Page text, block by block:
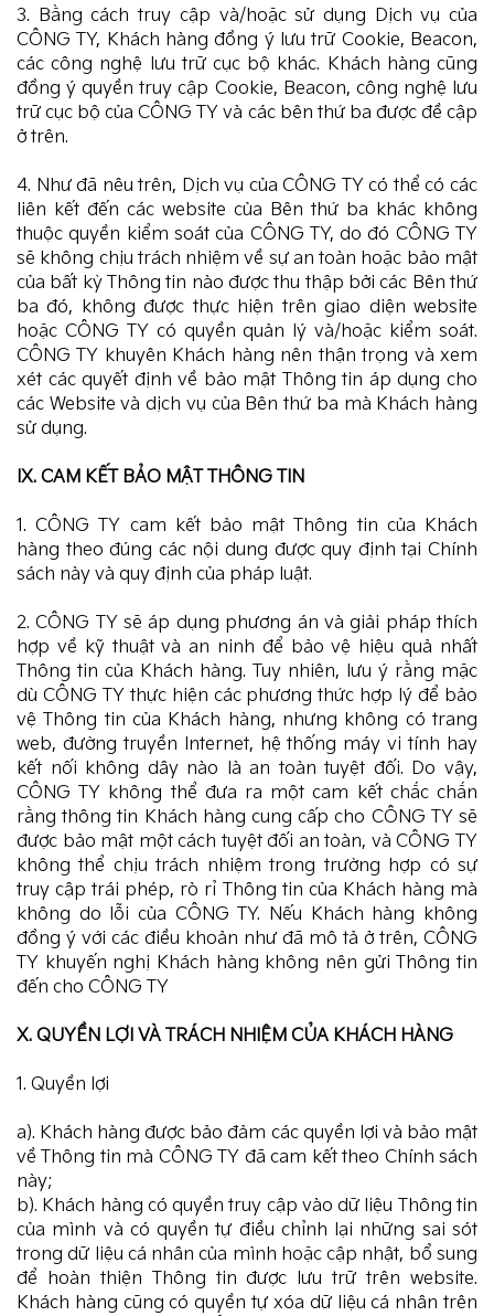
3. Bằng cách truy cập và/hoặc sử dụng Dịch vụ của
CÔNG TY, Khách hàng đồng ý lưu trữ Cookie, Beacon,
các công nghệ lưu trữ cục bộ khác. Khách hàng cũng
đồng ý quyền truy cập Cookie, Beacon, công nghệ lưu
trữ cục bộ của CÔNG TY và các bên thứ ba được đề cập
ở trên.
4. Như đã nêu trên, Dịch vụ của CÔNG TY có thể có các
liên kết đến các website của Bên thứ ba khác không
thuộc quyền kiểm soát của CÔNG TY, do đó CÔNG TY
sẽ không chịu trách nhiệm về sự an toàn hoặc bảo mật
của bất kỳ Thông tin nào được thu thập bởi các Bên thứ
ba đó, không được thực hiện trên giao diện website
hoặc CÔNG TY có quyền quản lý và/hoặc kiểm soát.
CÔNG TY khuyên Khách hàng nên thận trọng và xem
xét các quyết định về bảo mật Thông tin áp dụng cho
các Website và dịch vụ của Bên thứ ba mà Khách hàng
sử dụng.
IX. CAM KẾT BẢO MẬT THÔNG TIN
1. CÔNG TY cam kết bảo mật Thông tin của Khách
hàng theo đúng các nội dung được quy định tại Chính
sách này và quy định của pháp luật.
2. CÔNG TY sẽ áp dụng phương án và giải pháp thích
hợp về kỹ thuật và an ninh để bảo vệ hiệu quả nhất
Thông tin của Khách hàng. Tuy nhiên, lưu ý rằng mặc
dù CÔNG TY thực hiện các phương thức hợp lý để bảo
vệ Thông tin của Khách hàng, nhưng không có trang
web, đường truyền Internet, hệ thống máy vi tính hay
kết nối không dây nào là an toàn tuyệt đối. Do vậy,
CÔNG TY không thể đưa ra một cam kết chắc chắn
rằng thông tin Khách hàng cung cấp cho CÔNG TY sẽ
được bảo mật một cách tuyệt đối an toàn, và CÔNG TY
không thể chịu trách nhiệm trong trường hợp có sự
truy cập trái phép, rò rỉ Thông tin của Khách hàng mà
không do lỗi của CÔNG TY. Nếu Khách hàng không
đồng ý với các điều khoản như đã mô tả ở trên, CÔNG
TY khuyến nghị Khách hàng không nên gửi Thông tin
đến cho CÔNG TY
X. QUYỀN LỢI VÀ TRÁCH NHIỆM CỦA KHÁCH HÀNG
1. Quyền lợi
a). Khách hàng được bảo đảm các quyền lợi và bảo mật
về Thông tin mà CÔNG TY đã cam kết theo Chính sách
này;
b). Khách hàng có quyền truy cập vào dữ liệu Thông tin
của mình và có quyền tự điều chỉnh lại những sai sót
trong dữ liệu cá nhân của mình hoặc cập nhật, bổ sung
để hoàn thiện Thông tin được lưu trữ trên website.
Khách hàng cũng có quyền tự xóa dữ liệu cá nhân trên